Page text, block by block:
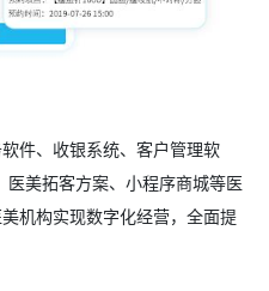
件、收银系统、客户管理软
美拓客方案、小程序商城等医
机构实现数字化经营，全面提